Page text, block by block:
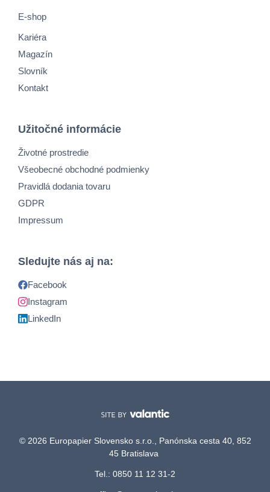
E-shop
Kariéra
Magazín
Slovník
Kontakt
Užitočné informácie
Životné prostredie
Všeobecné obchodné podmienky
Pravidlá dodania tovaru
GDPR
Impressum
Sledujte nás aj na:
Facebook
Instagram
LinkedIn
© 2026 Europapier Slovensko s.r.o., Panónska cesta 40, 852
45 Bratislava
Tel.: 0850 11 12 31-2